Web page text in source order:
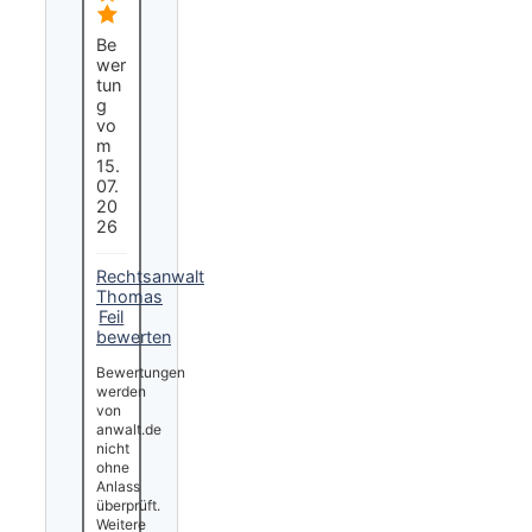
Be
wer
tun
g
vo
m
15.
07.
20
26
Rechtsanwalt
Thomas
Feil
bewerten
Bewertungen
werden
von
anwalt.de
nicht
ohne
Anlass
überprüft.
Weitere